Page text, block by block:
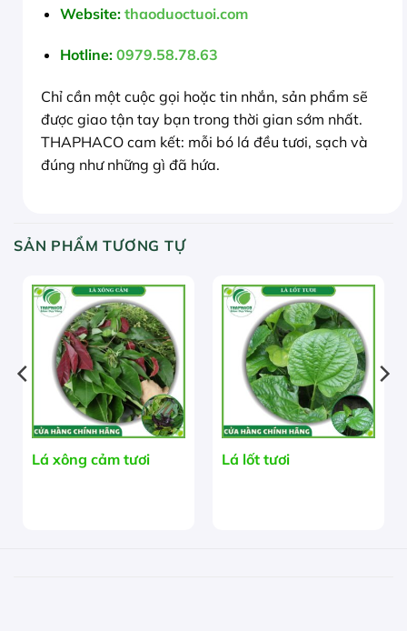
Website: thaoduoctuoi.com
Hotline: 0979.58.78.63
Chỉ cần một cuộc gọi hoặc tin nhắn, sản phẩm sẽ
được giao tận tay bạn trong thời gian sớm nhất.
THAPHACO cam kết: mỗi bó lá đều tươi, sạch và
đúng như những gì đã hứa.
SẢN PHẨM TƯƠNG TỰ
Lá xông cảm tươi Lá lốt tươi